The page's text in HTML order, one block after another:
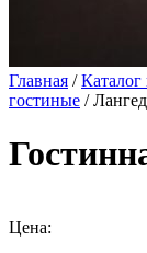
Главная /
гостиные /
Цена: